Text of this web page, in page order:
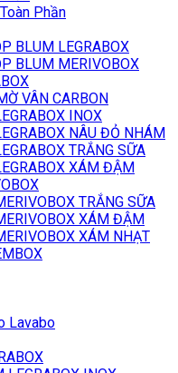
Phần
BLUM LEGRABOX
BLUM MERIVOBOX
VÂN CARBON
INOX
NÂU ĐỎ NHÁM
TRẮNG SỮA
XÁM ĐẬM
TRẮNG SỮA
XÁM ĐẬM
XÁM NHẠT
Lavabo